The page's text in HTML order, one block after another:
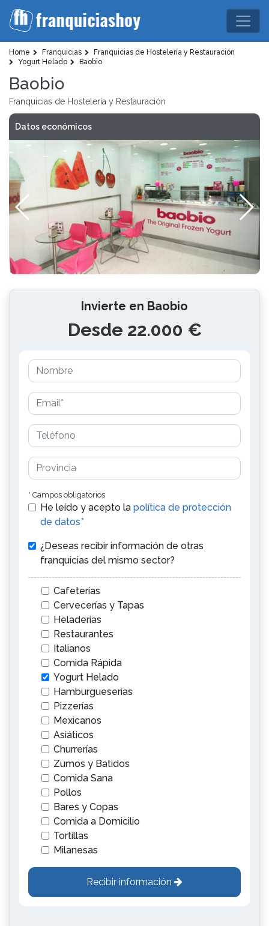
Home Franquicias
Franquicias de Hostelería y Restauración
Yogurt Helado
Baobio
Baobio
Franquicias de Hostelería y Restauración
Datos económicos
Invierte en Baobio
Desde 22.000 €
* Campos obligatorios
He leído y acepto la política de protección
de datos*
¿Deseas recibir información de otras
franquicias del mismo sector?
Cafeterías
Cervecerías y Tapas
Heladerías
Restaurantes
Italianos
Comida Rápida
Yogurt Helado
Hamburgueserías
Pizzerías
Mexicanos
Asiáticos
Churrerías
Zumos y Batidos
Comida Sana
Pollos
Bares y Copas
Comida a Domicilio
Tortillas
Milanesas
Recibir información